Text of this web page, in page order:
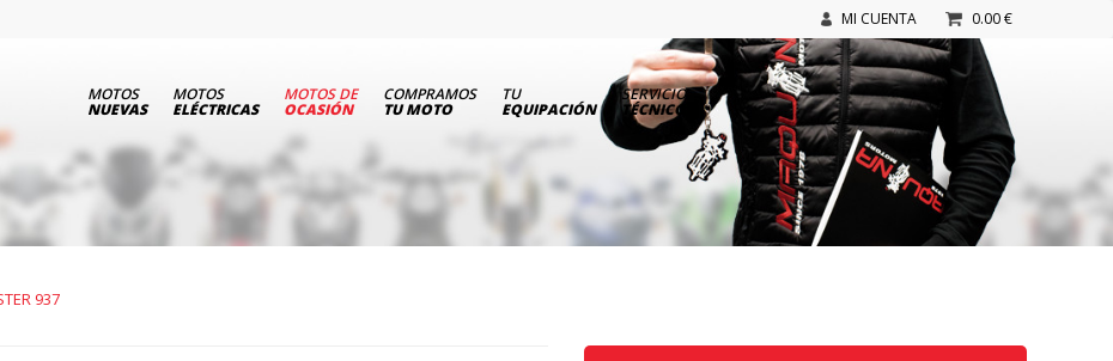
MI CUENTA 0.00 €
MOTOS
NUEVAS
MOTOS
ELÉCTRICAS
MOTOS DE
OCASIÓN
COMPRAMOS
TU MOTO
TU
EQUIPACIÓN
SERVICIO
TÉCNICO
937